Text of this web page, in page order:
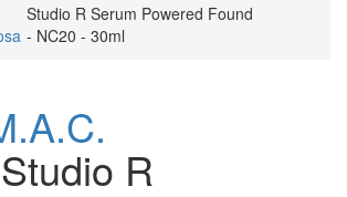
Studio R Serum Powered Found
- NC20 - 30ml
Studio R